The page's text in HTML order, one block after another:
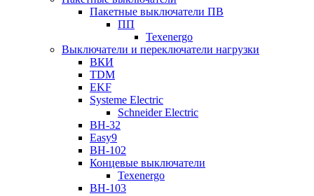
Пакетные выключатели ПВ
ПП
Texenergo
Выключатели и переключатели нагрузки
ВКИ
TDM
EKF
Systeme Electric
Schneider Electric
ВН-32
Easy9
ВН-102
Концевые выключатели
Texenergo
ВН-103